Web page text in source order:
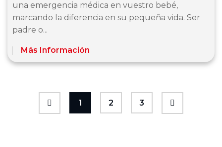
una emergencia médica en vuestro bebé,
marcando la diferencia en su pequeña vida. Ser
padre o...
Más Información
1 2 3